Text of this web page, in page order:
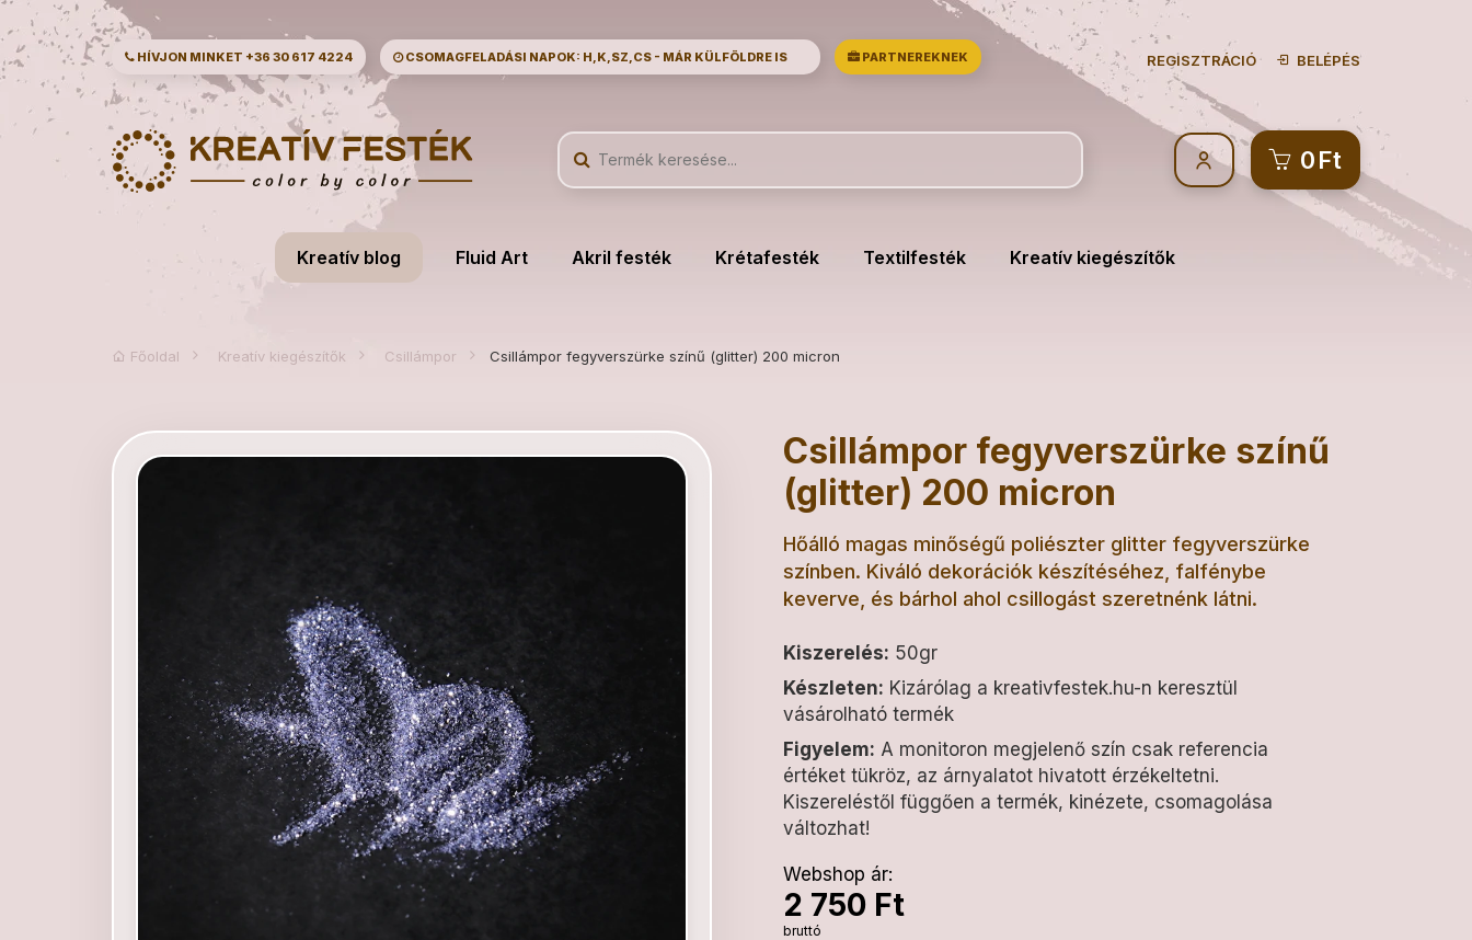
HÍVJON MINKET +36 30 617 4224 CSOMAGFELADÁSI NAPOK: H,K,SZ,CS - MÁR KÜLFÖLDRE IS PARTNEREKNEK REGISZTRÁCIÓ BELÉPÉS
0Ft
Kreatív blog Fluid Art Akril festék Krétafesték Textilfesték Kreatív kiegészítők
Főoldal Kreatív kiegészítők Csillámpor Csillámpor fegyverszürke színű (glitter) 200 micron
Csillámpor fegyverszürke színű
(glitter) 200 micron
Hőálló magas minőségű poliészter glitter fegyverszürke
színben. Kiváló dekorációk készítéséhez, falfénybe
keverve, és bárhol ahol csillogást szeretnénk látni.
Kiszerelés: 50gr
Készleten: Kizárólag a kreativfestek.hu-n keresztül
vásárolható termék
Figyelem: A monitoron megjelenő szín csak referencia
értéket tükröz, az árnyalatot hivatott érzékeltetni.
Kiszereléstől függően a termék, kinézete, csomagolása
változhat!
Webshop ár:
2 750 Ft
bruttó